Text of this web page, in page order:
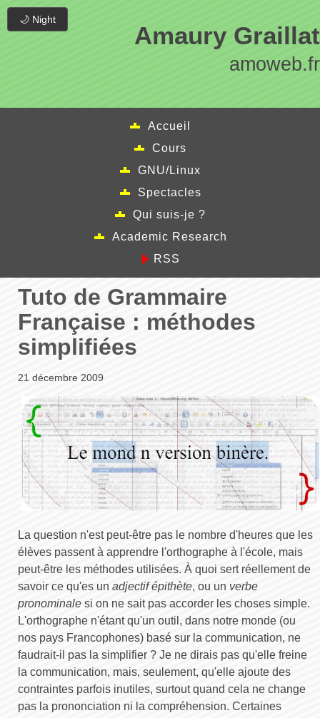
🌙 Night
Amaury Graillat
amoweb.fr
Accueil
Cours
GNU/Linux
Spectacles
Qui suis-je ?
Academic Research
RSS
Tuto de Grammaire
Française : méthodes
simplifiées
21 décembre 2009
La question n'est peut-être pas le nombre d'heures que les
élèves passent à apprendre l'orthographe à l'école, mais
peut-être les méthodes utilisées. À quoi sert réellement de
savoir ce qu'es un adjectif épithète, ou un verbe
pronominale si on ne sait pas accorder les choses simple.
L'orthographe n'étant qu'un outil, dans notre monde (ou
nos pays Francophones) basé sur la communication, ne
faudrait-il pas la simplifier ? Je ne dirais pas qu'elle freine
la communication, mais, seulement, qu'elle ajoute des
contraintes parfois inutiles, surtout quand cela ne change
pas la prononciation ni la compréhension. Certaines